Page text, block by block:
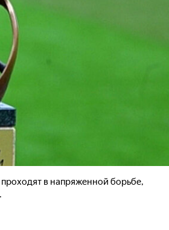
в напряженной борьбе,